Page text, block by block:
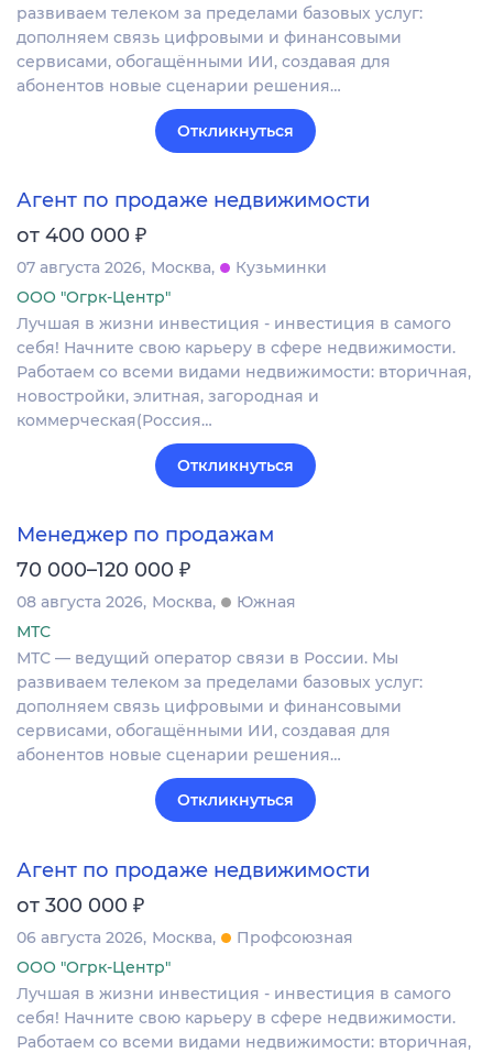
развиваем телеком за пределами базовых услуг:
дополняем связь цифровыми и финансовыми
сервисами, обогащёнными ИИ, создавая для
абонентов новые сценарии решения…
Откликнуться
Агент по продаже недвижимости
от 400 000 ₽
07 августа 2026 Москва
Кузьминки
ООО "Огрк-Центр"
Лучшая в жизни инвестиция - инвестиция в самого
себя! Начните свою карьеру в сфере недвижимости.
Работаем со всеми видами недвижимости: вторичная,
новостройки, элитная, загородная и
коммерческая(Россия…
Откликнуться
Менеджер по продажам
70 000–120 000 ₽
08 августа 2026 Москва
Южная
МТС
МТС — ведущий оператор связи в России. Мы
развиваем телеком за пределами базовых услуг:
дополняем связь цифровыми и финансовыми
сервисами, обогащёнными ИИ, создавая для
абонентов новые сценарии решения…
Откликнуться
Агент по продаже недвижимости
от 300 000 ₽
06 августа 2026 Москва
Профсоюзная
ООО "Огрк-Центр"
Лучшая в жизни инвестиция - инвестиция в самого
себя! Начните свою карьеру в сфере недвижимости.
Работаем со всеми видами недвижимости: вторичная,